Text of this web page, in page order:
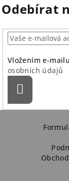
Odebírat
Vložením e-
osobních údajů